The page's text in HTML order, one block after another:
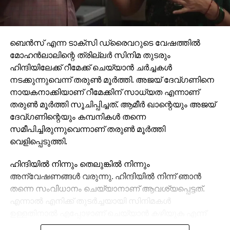
ബെന്‍സ് എന്ന ടാക്സി ഡ്രൈവറുടെ വേഷത്തില്‍
മോഹന്‍ലാലിന്റെ ത്രില്ലര്‍ സിനിമ തുടരും
ഹിന്ദിയിലേക്ക് റീമേക്ക് ചെയ്യാന്‍ ചര്‍ച്ചകള്‍
നടക്കുന്നുവെന്ന് തരുണ്‍ മൂര്‍ത്തി. അജയ് ദേവ്ഗണിനെ
നായകനാക്കിയാണ് റീമേക്കിന് സാധ്യത എന്നാണ്
തരുണ്‍ മൂര്‍ത്തി സൂചിപ്പിച്ചത്. ആമീര്‍ ഖാന്റെയും അജയ്
ദേവ്ഗണിന്റെയും കമ്പനികള്‍ തന്നെ
സമീപിച്ചിരുന്നുവെന്നാണ് തരുണ്‍ മൂര്‍ത്തി
വെളിപ്പെടുത്തി.
ഹിന്ദിയില്‍ നിന്നും തെലുങ്കില്‍ നിന്നും
അന്വേഷണങ്ങള്‍ വരുന്നു. ഹിന്ദിയില്‍ നിന്ന് ഞാന്‍
തന്നെ സംവിധാനം ചെയ്യാനാണ് ആവശ്യപ്പെട്ടത്.
എന്നാല്‍ എനിക്ക് തുടര്‍ച്ചയായി സിനിമകള്‍
അറിയില്ല. അജയ് ദേവ്ഗണിനെ നായകനാക്കി